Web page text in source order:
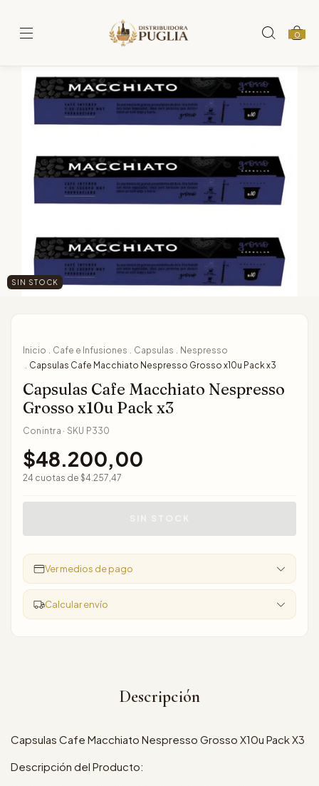
0
SIN STOCK
Inicio . Cafe e Infusiones . Capsulas . Nespresso
. Capsulas Cafe Macchiato Nespresso Grosso x10u Pack x3
Capsulas Cafe Macchiato Nespresso
Grosso x10u Pack x3
Conintra · SKU P330
$48.200,00
24 cuotas de $4.257,47
Ver medios de pago
Calcular envío
Descripción
Capsulas Cafe Macchiato Nespresso Grosso X10u Pack X3
Descripción del Producto: